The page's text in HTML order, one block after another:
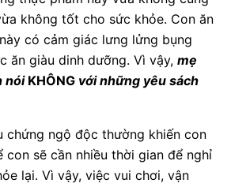
không tốt cho sức khỏe. Con ăn
có cảm giác lưng lửng bụng
ăn giàu dinh dưỡng. Vì vậy, mẹ
nói KHÔNG với những yêu sách
chứng ngộ độc thường khiến con
con sẽ cần nhiều thời gian để nghỉ
lại. Vì vậy, việc vui chơi, vận